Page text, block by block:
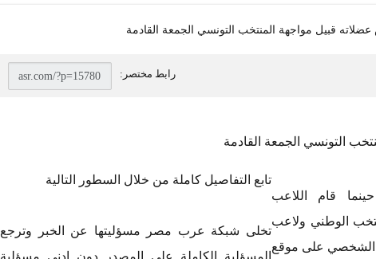
التونسي الجمعة القادمة
قام اللاعب
الوطني ولاعب
الشخصي على موقع
تابع التفاصيل كاملة من خلال السطور التالية
تخلى شبكة عرب مصر مسؤليتها عن الخبر وترجع